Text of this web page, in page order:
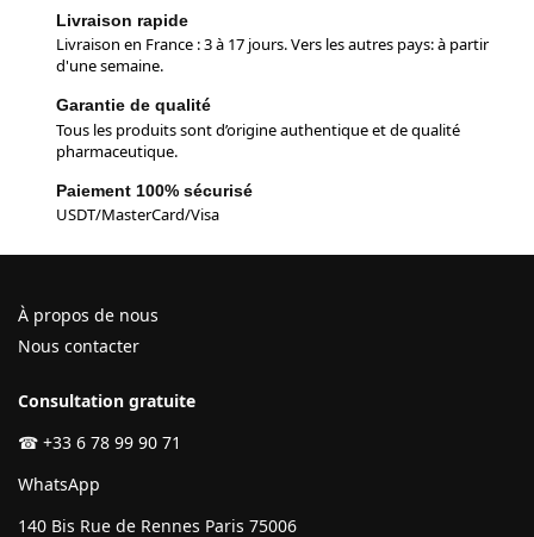
Livraison rapide
Livraison en France : 3 à 17 jours. Vers les autres pays: à partir
d'une semaine.
Garantie de qualité
Tous les produits sont d’origine authentique et de qualité
pharmaceutique.
Paiement 100% sécurisé
USDT/MasterCard/Visa
À propos de nous
Nous contacter
Consultation gratuite
☎ +33 6 78 99 90 71
WhatsApp
140 Bis Rue de Rennes Paris 75006